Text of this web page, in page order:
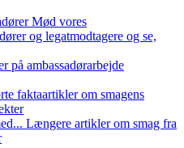
Mød vores
og legatmodtagere og se,
på ambassadørarbejde
faktaartikler om smagens
Længere artikler om smag fra